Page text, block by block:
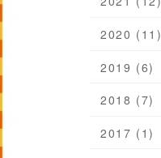
2020 (11)
2019 (6)
2018 (7)
2017 (1)